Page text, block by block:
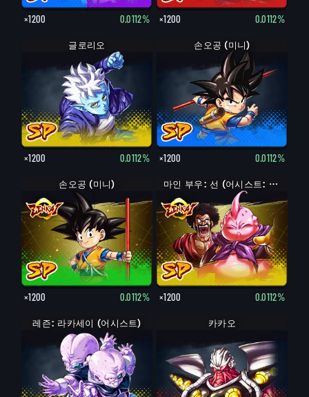
×1200 0.0112% ×1200 0.0112%
글로리오
×1200 0.0112%
손오공 (미니)
×1200 0.0112%
손오공 (미니)
×1200 0.0112%
마인 부우: 선 (어시스트: 미스터 사탄)
×1200 0.0112%
레즌: 라카세이 (어시스트) 카카오